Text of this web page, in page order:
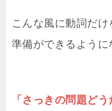
こんな風に動詞だ
準備ができるように
「さっきの問題ど